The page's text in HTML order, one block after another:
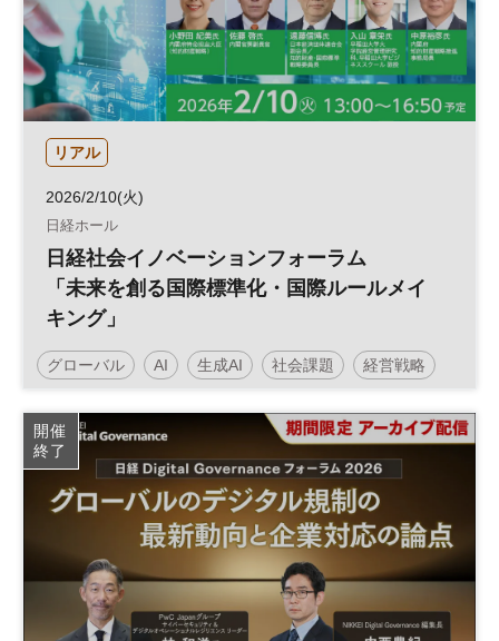
リアル
2026/2/10(火)
日経ホール
日経社会イノベーションフォーラム
「未来を創る国際標準化・国際ルールメイ
キング」
グローバル AI 生成AI 社会課題 経営戦略
DX
参加無料
開催
終了